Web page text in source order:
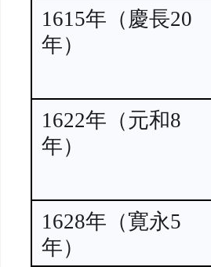
1615年（慶長20
年）
1622年（元和8
年）
1628年（寛永5
年）